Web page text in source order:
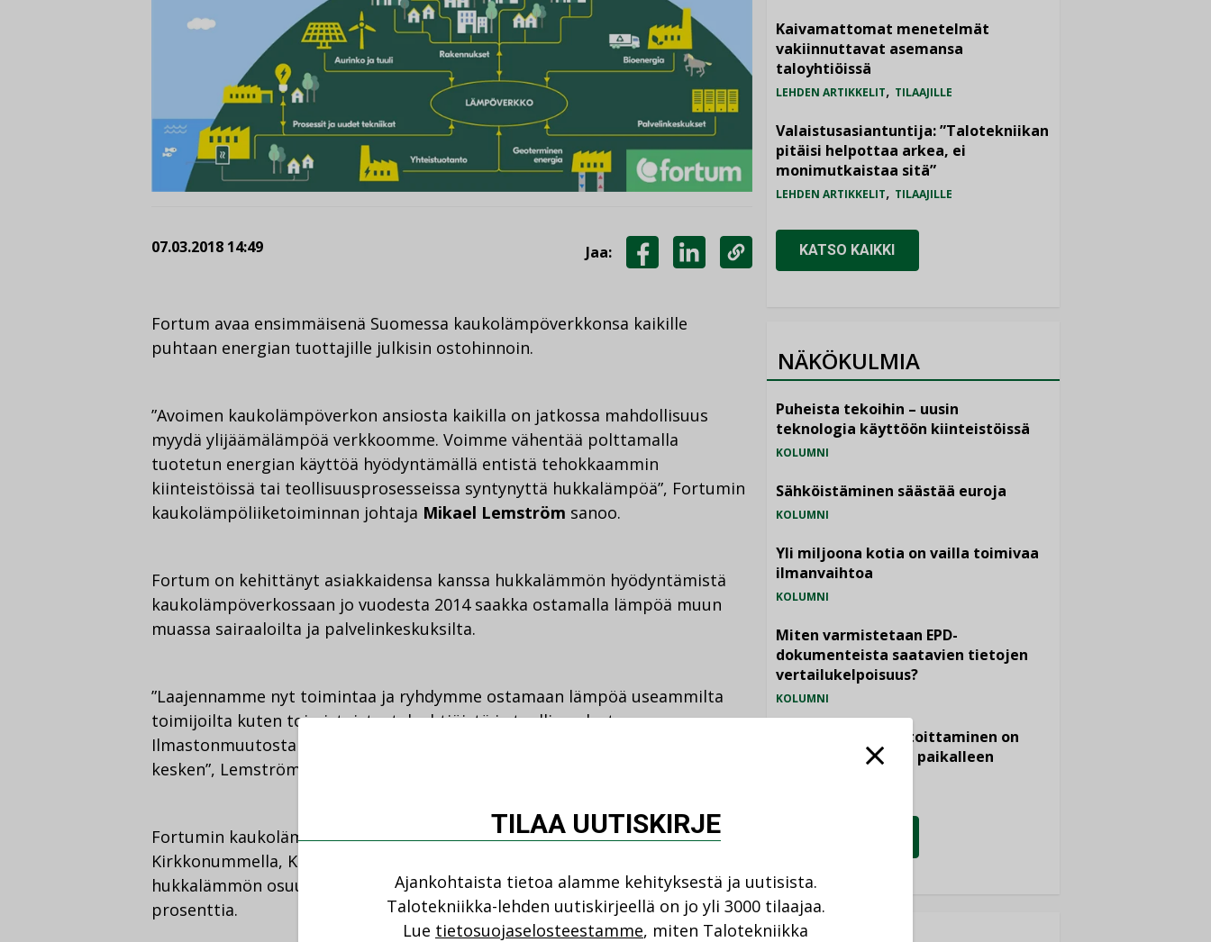
07.03.2018 14:49 Jaa:
KOPIOI
Fortum avaa ensimmäisenä Suomessa kaukolämpöverkkonsa kaikille
puhtaan energian tuottajille julkisin ostohinnoin.
”Avoimen kaukolämpöverkon ansiosta kaikilla on jatkossa mahdollisuus
myydä ylijäämälämpöä verkkoomme. Voimme vähentää polttamalla
tuotetun energian käyttöä hyödyntämällä entistä tehokkaammin
kiinteistöissä tai teollisuusprosesseissa syntynyttä hukkalämpöä”, Fortumin
kaukolämpöliiketoiminnan johtaja Mikael Lemström sanoo.
Fortum on kehittänyt asiakkaidensa kanssa hukkalämmön hyödyntämistä
kaukolämpöverkossaan jo vuodesta 2014 saakka ostamalla lämpöä muun
muassa sairaaloilta ja palvelinkeskuksilta.
”Laajennamme nyt toimintaa ja ryhdymme ostamaan lämpöä useammilta
toimijoilta kuten toimistoista, taloyhtiöistä ja teollisuudesta.
Ilmastonmuutosta voidaan torjua parhaiten yhteistyössä eri toimijoiden
kesken”, Lemström kertoo.
Fortumin kaukolämpöverkkoalueet sijaitsevat Espoossa, Kauniaisissa,
Kirkkonummella, Keski-Uudellamaalla ja Joensuussa. Tällä hetkellä
hukkalämmön osuus lämmöntuotannosta esimerkiksi Espoossa on noin 20
prosenttia.
Kaivamattomat menetelmät
vakiinnuttavat asemansa
taloyhtiöissä
LEHDEN ARTIKKELIT, TILAAJILLE
Valaistusasiantuntija: ”Talotekniikan
pitäisi helpottaa arkea, ei
monimutkaistaa sitä”
LEHDEN ARTIKKELIT, TILAAJILLE
KATSO KAIKKI
NÄKÖKULMIA
Puheista tekoihin – uusin
teknologia käyttöön kiinteistöissä
KOLUMNI
Sähköistäminen säästää euroja
KOLUMNI
Yli miljoona kotia on vailla toimivaa
ilmanvaihtoa
KOLUMNI
Miten varmistetaan EPD-
dokumenteista saatavien tietojen
vertailukelpoisuus?
KOLUMNI
Vesi- ja viemärimitoittaminen on
jämähtänyt ajassa paikalleen
TILAA UUTISKIRJE
Ajankohtaista tietoa alamme kehityksestä ja uutisista.
Talotekniikka-lehden uutiskirjeellä on jo yli 3000 tilaajaa.
Lue tietosuojaselosteestamme, miten Talotekniikka